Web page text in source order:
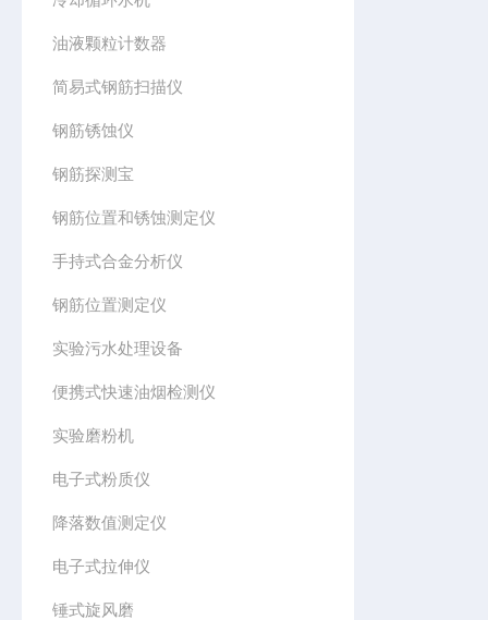
油液颗粒计数器
简易式钢筋扫描仪
钢筋锈蚀仪
钢筋探测宝
钢筋位置和锈蚀测定仪
手持式合金分析仪
钢筋位置测定仪
实验污水处理设备
便携式快速油烟检测仪
实验磨粉机
电子式粉质仪
降落数值测定仪
电子式拉伸仪
锤式旋风磨